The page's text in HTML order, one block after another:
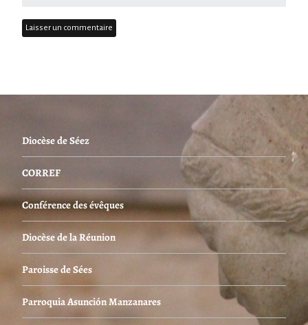
Diocèse de Séez
CORREF
Conférence des évêques
Diocèse de la Réunion
Paroisse de Sées
Parroquia Asunción Manzanares